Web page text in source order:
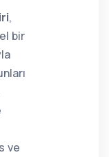
,
bir
ve